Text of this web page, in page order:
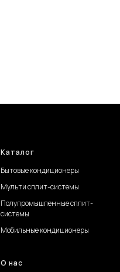
Каталог
Бытовые кондиционеры
Мульти сплит-системы
Полупромышленные сплит-
системы
Мобильные кондиционеры
О нас